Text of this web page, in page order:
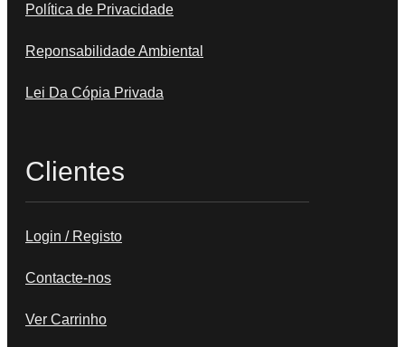
Política de Privacidade
Reponsabilidade Ambiental
Lei Da Cópia Privada
Clientes
Login / Registo
Contacte-nos
Ver Carrinho